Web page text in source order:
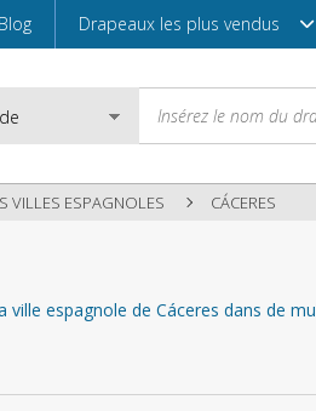
Blog Drapeaux les plus vendus
VILLES ESPAGNOLES CÁCERES
espagnole de Cáceres dans de